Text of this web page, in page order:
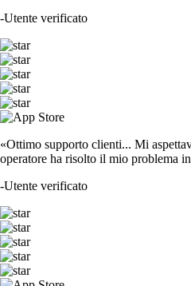
-Utente verificato
«Ottimo supporto clienti... Mi
operatore ha risolto il mio problema
-Utente verificato